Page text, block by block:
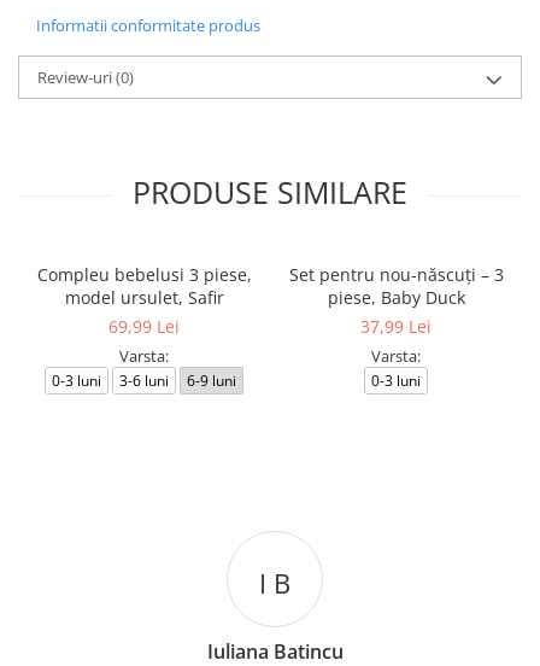
Informatii conformitate produs
Review-uri(0)
PRODUSE SIMILARE
Compleu bebelusi 3 piese,
model ursulet, Safir
69,99 Lei
Varsta:
0-3 luni 3-6 luni 6-9 luni
Set pentru nou-născuți – 3
piese, Baby Duck
37,99 Lei
Varsta:
0-3 luni
I B
Iuliana Batincu